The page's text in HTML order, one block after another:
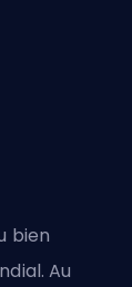
bien
Au